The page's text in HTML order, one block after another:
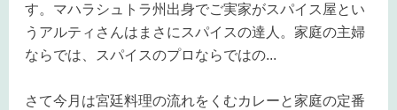
す。マハラシュトラ州出身でご実家がスパイス屋とい
うアルティさんはまさにスパイスの達人。家庭の主婦
ならでは、スパイスのプロならではの...
さて今月は宮廷料理の流れをくむカレーと家庭の定番